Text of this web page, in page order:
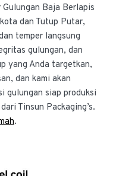
Baja Berlapis
dan Tutup Putar,
temper langsung
gulungan, dan
yang Anda targetkan,
dan kami akan
gulungan siap produksi
Tinsun Packaging’s.
.